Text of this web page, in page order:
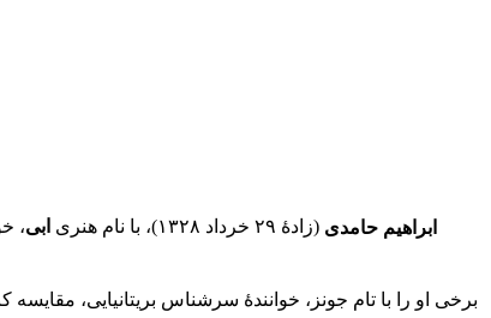
ابراهیم حامدی (زادهٔ ۲۹ خرداد ۱۳۲۸)، با نام هنری ابی،
برخی او را با تام جونز، خوانندهٔ سرشناس بریتانیایی،